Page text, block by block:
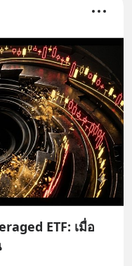
ETF: เมื่อ